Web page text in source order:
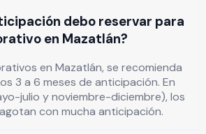
debo reservar para
en Mazatlán?
en Mazatlán, se recomienda
3 a 6 meses de anticipación. En
julio y noviembre-diciembre), los
con mucha anticipación.